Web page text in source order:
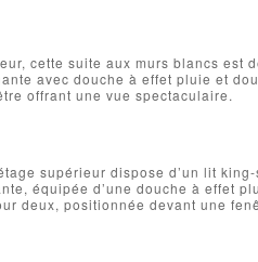
cette suite aux murs blancs
avec douche à effet pluie et
offrant une vue spectaculaire.
supérieur dispose d’un lit
équipée d’une douche à effet
deux, positionnée devant une